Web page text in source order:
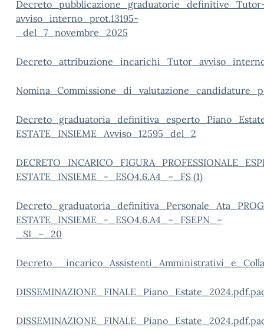
avviso_interno_prot.13195-
_del_7_novembre_2025
ESTATE_INSIEME_Avviso_12595_del_2
ESTATE_INSIEME_-_ESO4.6.A4_–_FS (1)
ESTATE_INSIEME_-_ESO4.6.A4_–_FSEPN_–
_SI_–_20